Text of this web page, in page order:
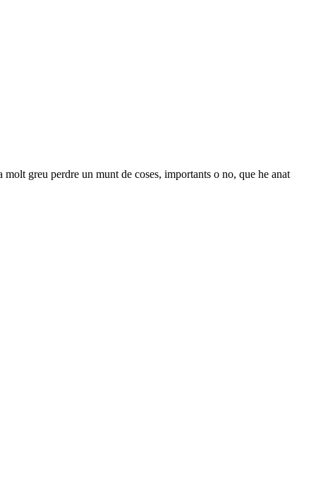
greu perdre un munt de coses, importants o no, que he anat